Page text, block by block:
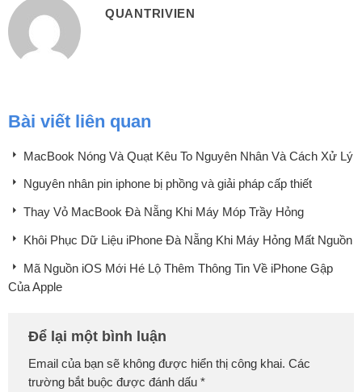
QUANTRIVIEN
Bài viết liên quan
MacBook Nóng Và Quạt Kêu To Nguyên Nhân Và Cách Xử Lý
Nguyên nhân pin iphone bị phồng và giải pháp cấp thiết
Thay Vỏ MacBook Đà Nẵng Khi Máy Móp Trầy Hỏng
Khôi Phục Dữ Liệu iPhone Đà Nẵng Khi Máy Hỏng Mất Nguồn
Mã Nguồn iOS Mới Hé Lộ Thêm Thông Tin Về iPhone Gập
Của Apple
Để lại một bình luận
Email của bạn sẽ không được hiển thị công khai. Các
trường bắt buộc được đánh dấu *